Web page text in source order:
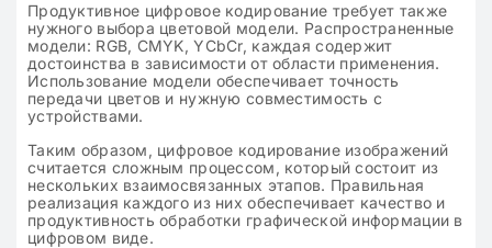
Продуктивное цифровое кодирование требует также
нужного выбора цветовой модели. Распространенные
модели: RGB, CMYK, YCbCr, каждая содержит
достоинства в зависимости от области применения.
Использование модели обеспечивает точность
передачи цветов и нужную совместимость с
устройствами.
Таким образом, цифровое кодирование изображений
считается сложным процессом, который состоит из
нескольких взаимосвязанных этапов. Правильная
реализация каждого из них обеспечивает качество и
продуктивность обработки графической информации в
цифровом виде.